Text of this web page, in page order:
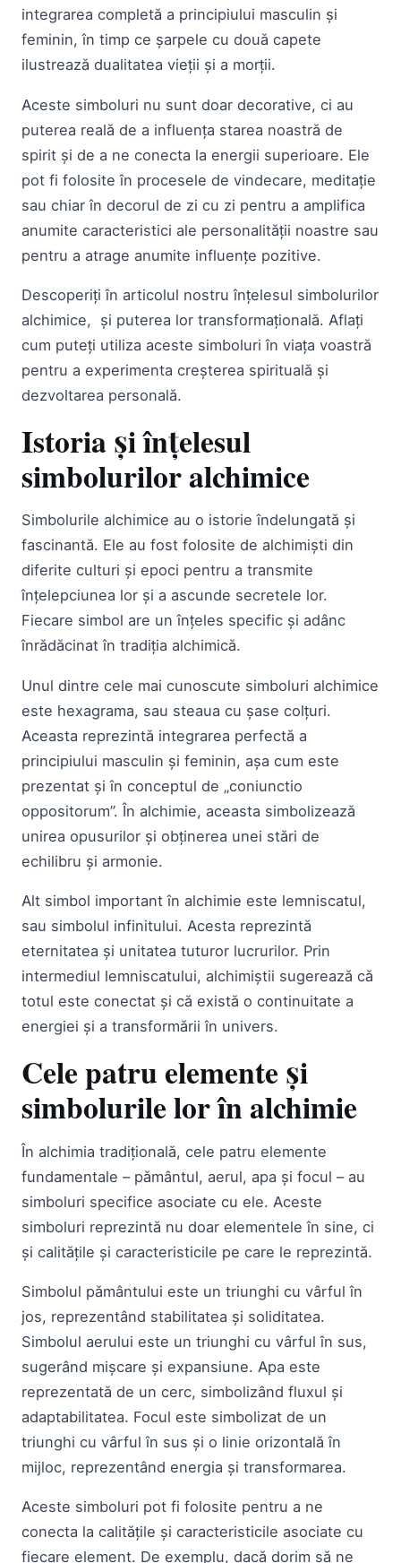
integrarea completă a principiului masculin și
feminin, în timp ce șarpele cu două capete
ilustrează dualitatea vieții și a morții.
Aceste simboluri nu sunt doar decorative, ci au
puterea reală de a influența starea noastră de
spirit și de a ne conecta la energii superioare. Ele
pot fi folosite în procesele de vindecare, meditație
sau chiar în decorul de zi cu zi pentru a amplifica
anumite caracteristici ale personalității noastre sau
pentru a atrage anumite influențe pozitive.
Descoperiți în articolul nostru înțelesul simbolurilor
alchimice, și puterea lor transformațională. Aflați
cum puteți utiliza aceste simboluri în viața voastră
pentru a experimenta creșterea spirituală și
dezvoltarea personală.
Istoria și înțelesul
simbolurilor alchimice
Simbolurile alchimice au o istorie îndelungată și
fascinantă. Ele au fost folosite de alchimiști din
diferite culturi și epoci pentru a transmite
înțelepciunea lor și a ascunde secretele lor.
Fiecare simbol are un înțeles specific și adânc
înrădăcinat în tradiția alchimică.
Unul dintre cele mai cunoscute simboluri alchimice
este hexagrama, sau steaua cu șase colțuri.
Aceasta reprezintă integrarea perfectă a
principiului masculin și feminin, așa cum este
prezentat și în conceptul de „coniunctio
oppositorum”. În alchimie, aceasta simbolizează
unirea opusurilor și obținerea unei stări de
echilibru și armonie.
Alt simbol important în alchimie este lemniscatul,
sau simbolul infinitului. Acesta reprezintă
eternitatea și unitatea tuturor lucrurilor. Prin
intermediul lemniscatului, alchimiștii sugerează că
totul este conectat și că există o continuitate a
energiei și a transformării în univers.
Cele patru elemente și
simbolurile lor în alchimie
În alchimia tradițională, cele patru elemente
fundamentale – pământul, aerul, apa și focul – au
simboluri specifice asociate cu ele. Aceste
simboluri reprezintă nu doar elementele în sine, ci
și calitățile și caracteristicile pe care le reprezintă.
Simbolul pământului este un triunghi cu vârful în
jos, reprezentând stabilitatea și soliditatea.
Simbolul aerului este un triunghi cu vârful în sus,
sugerând mișcare și expansiune. Apa este
reprezentată de un cerc, simbolizând fluxul și
adaptabilitatea. Focul este simbolizat de un
triunghi cu vârful în sus și o linie orizontală în
mijloc, reprezentând energia și transformarea.
Aceste simboluri pot fi folosite pentru a ne
conecta la calitățile și caracteristicile asociate cu
fiecare element. De exemplu, dacă dorim să ne